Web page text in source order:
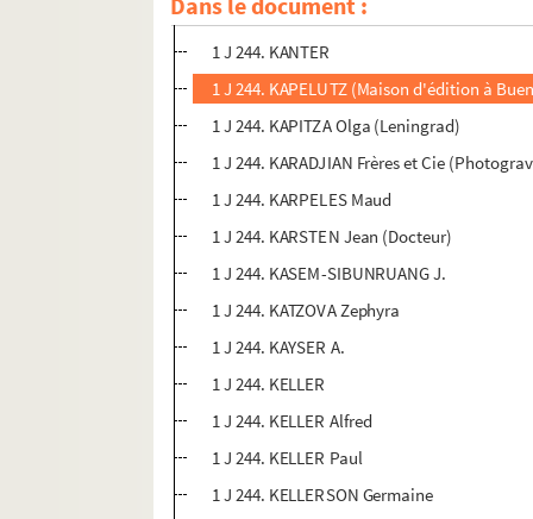
1 J 244. KANIA (Professeur-stagiaire à Lyon)
1 J 244. KANTER
1 J 244. KAPELUTZ (Maison d'édition à
1 J 244. KAPITZA Olga (Leningrad)
1 J 244. KARADJIAN Frères et Cie
1 J 244. KARPELES Maud
1 J 244. KARSTEN Jean (Docteur)
1 J 244. KASEM-SIBUNRUANG J.
1 J 244. KATZOVA Zephyra
1 J 244. KAYSER A.
1 J 244. KELLER
1 J 244. KELLER Alfred
1 J 244. KELLER Paul
1 J 244. KELLERSON Germaine